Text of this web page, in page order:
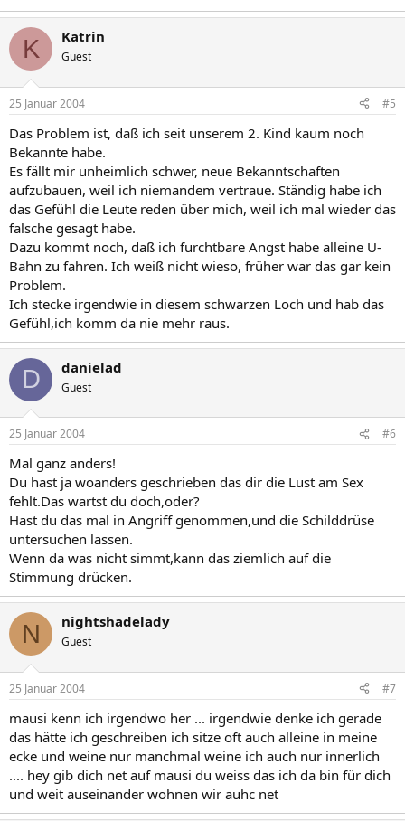
K Katrin
Guest
25 Januar 2004 #5
Das Problem ist, daß ich seit unserem 2. Kind kaum noch
Bekannte habe.
Es fällt mir unheimlich schwer, neue Bekanntschaften
aufzubauen, weil ich niemandem vertraue. Ständig habe ich
das Gefühl die Leute reden über mich, weil ich mal wieder das
falsche gesagt habe.
Dazu kommt noch, daß ich furchtbare Angst habe alleine U-
Bahn zu fahren. Ich weiß nicht wieso, früher war das gar kein
Problem.
Ich stecke irgendwie in diesem schwarzen Loch und hab das
Gefühl,ich komm da nie mehr raus.
D danielad
Guest
25 Januar 2004 #6
Mal ganz anders!
Du hast ja woanders geschrieben das dir die Lust am Sex
fehlt.Das wartst du doch,oder?
Hast du das mal in Angriff genommen,und die Schilddrüse
untersuchen lassen.
Wenn da was nicht simmt,kann das ziemlich auf die
Stimmung drücken.
N nightshadelady
Guest
25 Januar 2004 #7
mausi kenn ich irgendwo her ... irgendwie denke ich gerade
das hätte ich geschreiben ich sitze oft auch alleine in meine
ecke und weine nur manchmal weine ich auch nur innerlich
.... hey gib dich net auf mausi du weiss das ich da bin für dich
und weit auseinander wohnen wir auhc net